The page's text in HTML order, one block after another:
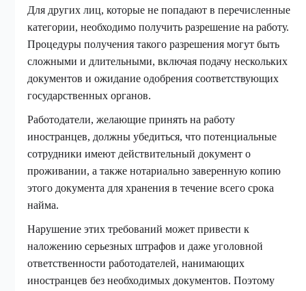
Для других лиц, которые не попадают в перечисленные
категории, необходимо получить разрешение на работу.
Процедуры получения такого разрешения могут быть
сложными и длительными, включая подачу нескольких
документов и ожидание одобрения соответствующих
государственных органов.
Работодатели, желающие принять на работу
иностранцев, должны убедиться, что потенциальные
сотрудники имеют действительный документ о
проживании, а также нотариально заверенную копию
этого документа для хранения в течение всего срока
найма.
Нарушение этих требований может привести к
наложению серьезных штрафов и даже уголовной
ответственности работодателей, нанимающих
иностранцев без необходимых документов. Поэтому